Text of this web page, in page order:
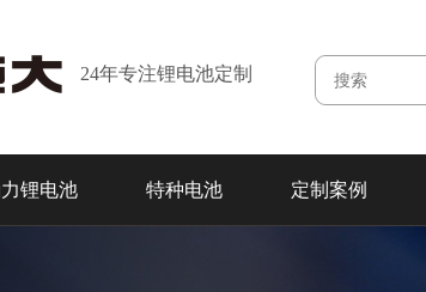
24年专注锂电池定制
锂电池 特种电池 定制案例